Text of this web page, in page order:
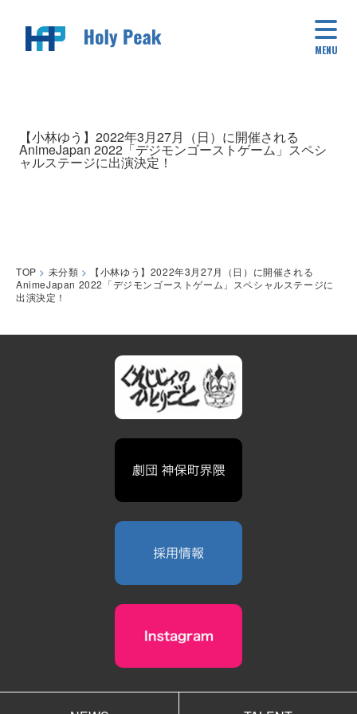
MENU
TOP > 未分類 >
【小林ゆう】2022年3月27月（日）に開催される
AnimeJapan 2022「デジモンゴーストゲーム」スペシャルステージに
出演決定！
【小林ゆう】2022年3月27月（日）に開催される
AnimeJapan 2022「デジモンゴーストゲーム」スペシ
ャルステージに出演決定！